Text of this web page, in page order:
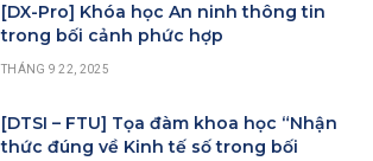
[DX-Pro] Khóa học An ninh thông tin
trong bối cảnh phức hợp
THÁNG 9 22, 2025
[DTSI – FTU] Tọa đàm khoa học “Nhận
thức đúng về Kinh tế số trong bối